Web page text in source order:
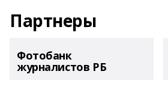
Партнеры
Фотобанк
журналистов РБ